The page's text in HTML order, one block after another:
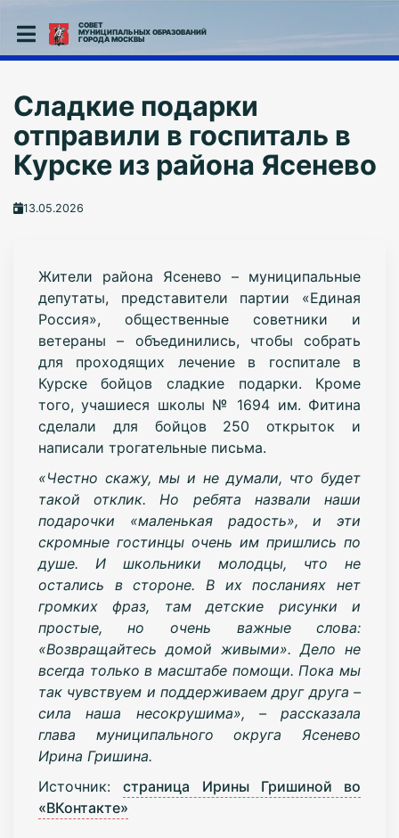
СОВЕТ
МУНИЦИПАЛЬНЫХ ОБРАЗОВАНИЙ
ГОРОДА МОСКВЫ
Сладкие подарки
отправили в госпиталь в
Курске из района Ясенево
13.05.2026
Жители района Ясенево – муниципальные
депутаты, представители партии «Единая
Россия», общественные советники и
ветераны – объединились, чтобы собрать
для проходящих лечение в госпитале в
Курске бойцов сладкие подарки. Кроме
того, учашиеся школы № 1694 им. Фитина
сделали для бойцов 250 открыток и
написали трогательные письма.
«Честно скажу, мы и не думали, что будет
такой отклик. Но ребята назвали наши
подарочки «маленькая радость», и эти
скромные гостинцы очень им пришлись по
душе. И школьники молодцы, что не
остались в стороне. В их посланиях нет
громких фраз, там детские рисунки и
простые, но очень важные слова:
«Возвращайтесь домой живыми». Дело не
всегда только в масштабе помощи. Пока мы
так чувствуем и поддерживаем друг друга –
сила наша несокрушима», – рассказала
глава муниципального округа Ясенево
Ирина Гришина.
Источник:страница Ирины Гришиной во
«ВКонтакте»